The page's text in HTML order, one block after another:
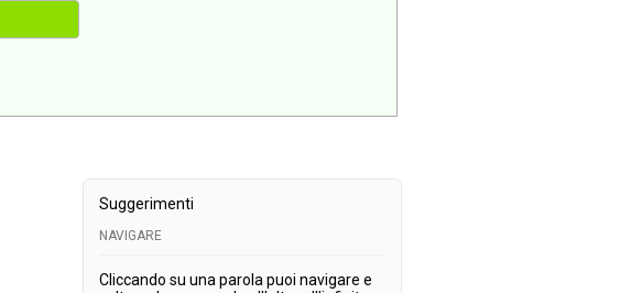
Suggerimenti
NAVIGARE
Cliccando su una parola puoi navigare e